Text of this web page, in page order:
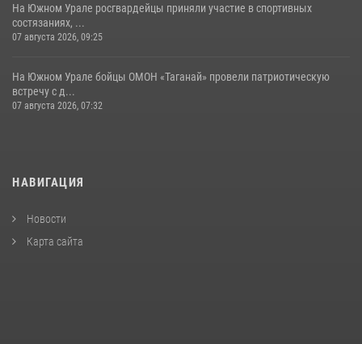
На Южном Урале росгвардейцы приняли участие в спортивных
состязаниях, ...
07 августа 2026, 09:25
На Южном Урале бойцы ОМОН «Таганай» провели патриотическую
встречу с д...
07 августа 2026, 07:32
НАВИГАЦИЯ
Новости
Карта сайта